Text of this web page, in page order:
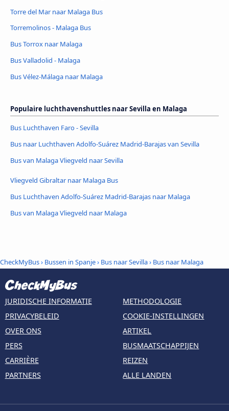
Torre del Mar naar Malaga Bus
Torremolinos - Malaga Bus
Bus Torrox naar Malaga
Bus Valladolid - Malaga
Bus Vélez-Málaga naar Malaga
Populaire luchthavenshuttles naar Sevilla en Malaga
Bus Luchthaven Faro - Sevilla
Bus naar Luchthaven Adolfo-Suárez Madrid-Barajas van Sevilla
Bus van Malaga Vliegveld naar Sevilla
Vliegveld Gibraltar naar Malaga Bus
Bus Luchthaven Adolfo-Suárez Madrid-Barajas naar Malaga
Bus van Malaga Vliegveld naar Malaga
CheckMyBus› Bussen in Spanje› Bus naar Sevilla› Bus naar Malaga
JURIDISCHE INFORMATIE
PRIVACYBELEID
OVER ONS
PERS
CARRIÈRE
PARTNERS
METHODOLOGIE
COOKIE-INSTELLINGEN
ARTIKEL
BUSMAATSCHAPPIJEN
REIZEN
ALLE LANDEN